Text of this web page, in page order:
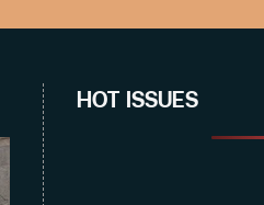
HOT ISSUES